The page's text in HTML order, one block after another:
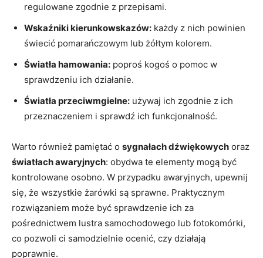
regulowane zgodnie z przepisami.
Wskaźniki kierunkowskazów: każdy z nich powinien
świecić pomarańczowym lub żółtym kolorem.
Światła hamowania: poproś kogoś o pomoc w
sprawdzeniu ich działanie.
Światła przeciwmgielne: używaj ich zgodnie z ich
przeznaczeniem i sprawdź ich funkcjonalność.
Warto również pamiętać o sygnałach dźwiękowych oraz
światłach awaryjnych: obydwa te elementy mogą być
kontrolowane osobno. W przypadku awaryjnych, upewnij
się, że wszystkie żarówki są sprawne. Praktycznym
rozwiązaniem może być sprawdzenie ich za
pośrednictwem lustra samochodowego lub fotokomórki,
co pozwoli ci samodzielnie ocenić, czy działają
poprawnie.